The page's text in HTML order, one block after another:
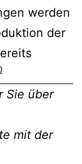
werden
der
Sie über
mit der